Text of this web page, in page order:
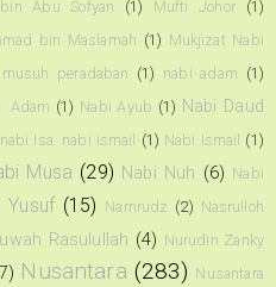
Abu Sofyan (1) Mufti Johor (1)
bin Maslamah (1) Mukjizat Nabi
musuh peradaban (1) nabi adam (1)
Adam (1) Nabi Ayub (1) Nabi Daud
nabi Isa. nabi ismail (1) Nabi Ismail (1)
Musa (29) Nabi Nuh (6) Nabi
Yusuf (15) Namrudz (2) Nasrulloh
Rasulullah (4) Nurudin Zanky
Nusantara (283) Nusantara